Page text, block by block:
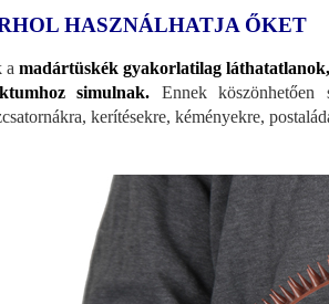
HASZNÁLHATJA ŐKET
amadártüskék gyakorlatilag láthatatlanok,
simulnak. Ennek köszönhetően
kerítésekre, kéményekre,